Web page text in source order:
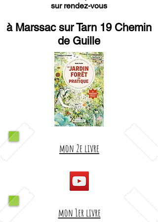
sur rendez-vous
à Marssac sur Tarn 19 Chemin
de Guille
mon 2e livre
mon 1er livre